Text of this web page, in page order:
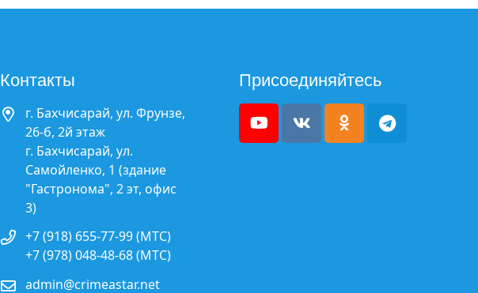
Контакты
г. Бахчисарай, ул. Фрунзе,
26-б, 2й этаж
г. Бахчисарай, ул.
Самойленко, 1 (здание
"Гастронома", 2 эт, офис
3)
+7 (918) 655-77-99 (МТС)
+7 (978) 048-48-68 (МТС)
admin@crimeastar.net
Присоединяйтесь